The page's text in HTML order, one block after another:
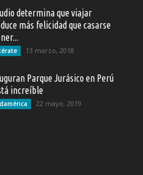
determina que viajar
más felicidad que casarse
13 marzo, 2018
Parque Jurásico en Perú
increíble
22 mayo, 2019